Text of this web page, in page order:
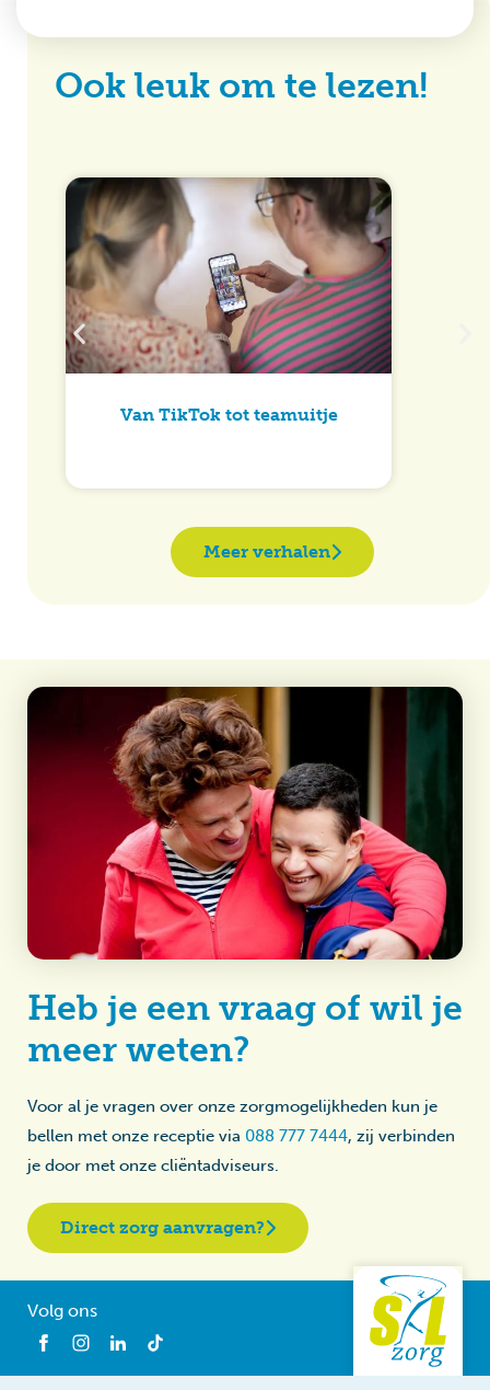
Ook leuk om te lezen!
Van TikTok tot teamuitje
Meer verhalen
Heb je een vraag of wil je
meer weten?
Voor al je vragen over onze zorgmogelijkheden kun je
bellen met onze receptie via 088 777 7444, zij verbinden
je door met onze cliëntadviseurs.
Direct zorg aanvragen?
Volg ons